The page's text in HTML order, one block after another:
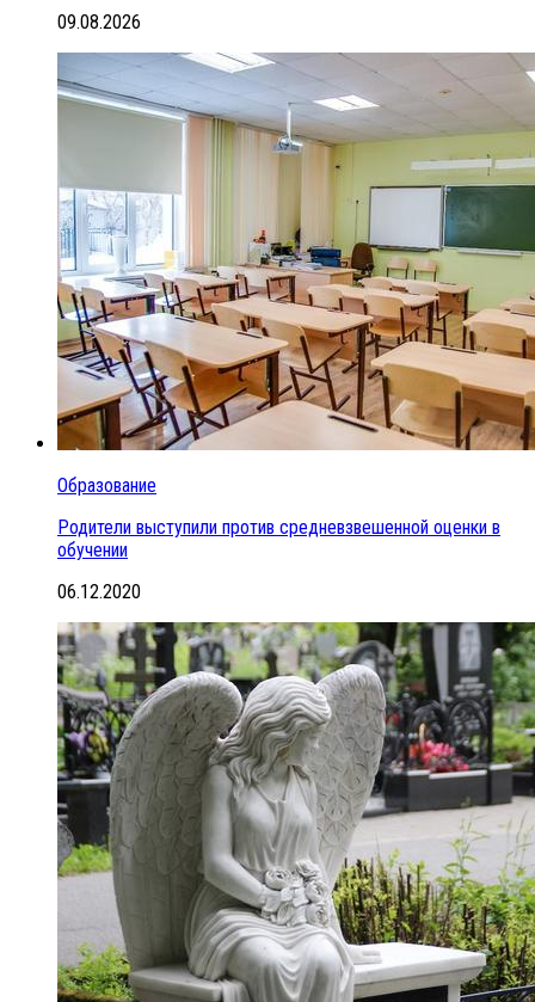
09.08.2026
Образование
Родители выступили против средневзвешенной оценки в
обучении
06.12.2020